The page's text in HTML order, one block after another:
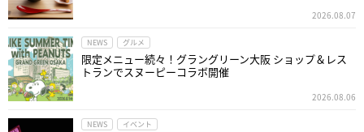
2026.08.07
NEWS グルメ
限定メニュー続々！グラングリーン大阪 ショップ＆レス
トランでスヌーピーコラボ開催
2026.08.06
NEWS イベント